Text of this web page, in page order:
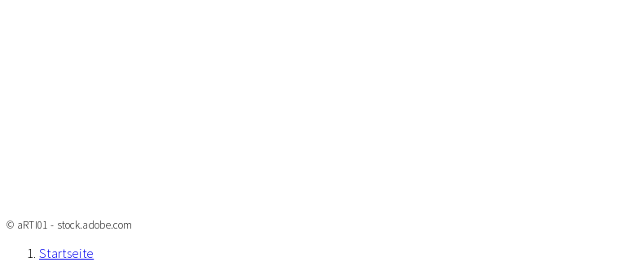
© aRTI01 - stock.adobe.com
Startseite